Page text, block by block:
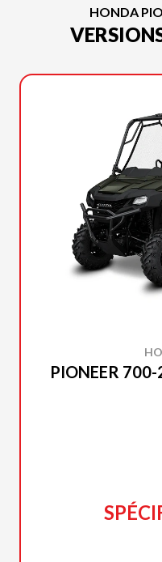
HONDA
PIONEER 700-